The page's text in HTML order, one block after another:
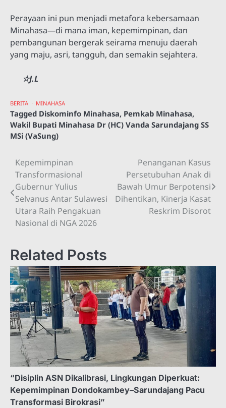
Perayaan ini pun menjadi metafora kebersamaan
Minahasa—di mana iman, kepemimpinan, dan
pembangunan bergerak seirama menuju daerah
yang maju, asri, tangguh, dan semakin sejahtera.
☆J.L
BERITA MINAHASA
Tagged Diskominfo Minahasa, Pemkab Minahasa,
Wakil Bupati Minahasa Dr (HC) Vanda Sarundajang SS
MSi (VaSung)
Navigasi
pos
Kepemimpinan
Transformasional
Gubernur Yulius
Selvanus Antar Sulawesi
Utara Raih Pengakuan
Nasional di NGA 2026
Penanganan Kasus
Persetubuhan Anak di
Bawah Umur Berpotensi
Dihentikan, Kinerja Kasat
Reskrim Disorot
Related Posts
“Disiplin ASN Dikalibrasi, Lingkungan Diperkuat:
Kepemimpinan Dondokambey–Sarundajang Pacu
Transformasi Birokrasi”